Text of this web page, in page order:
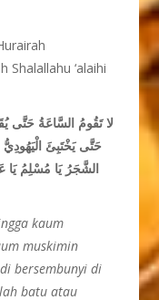
Shalallahu ‘alaihi
لا تَقُومُ السَّاعَةُ حَتَّى
حَتَّى يَخْتَبِئَ
الشَّجَرُ يَا مُسْلِمُ يَا
kaum
muskimin
bersembunyi di
batu atau